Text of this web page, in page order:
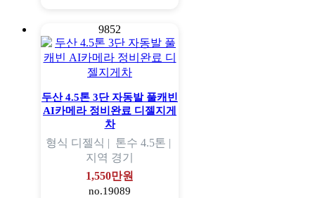
9852
두산 4.5톤 3단 자동발 풀캐빈
AI카메라 정비완료 디젤지게
차
형식 디젤식 | 톤수 4.5톤 |
지역 경기
1,550만원
no.19089